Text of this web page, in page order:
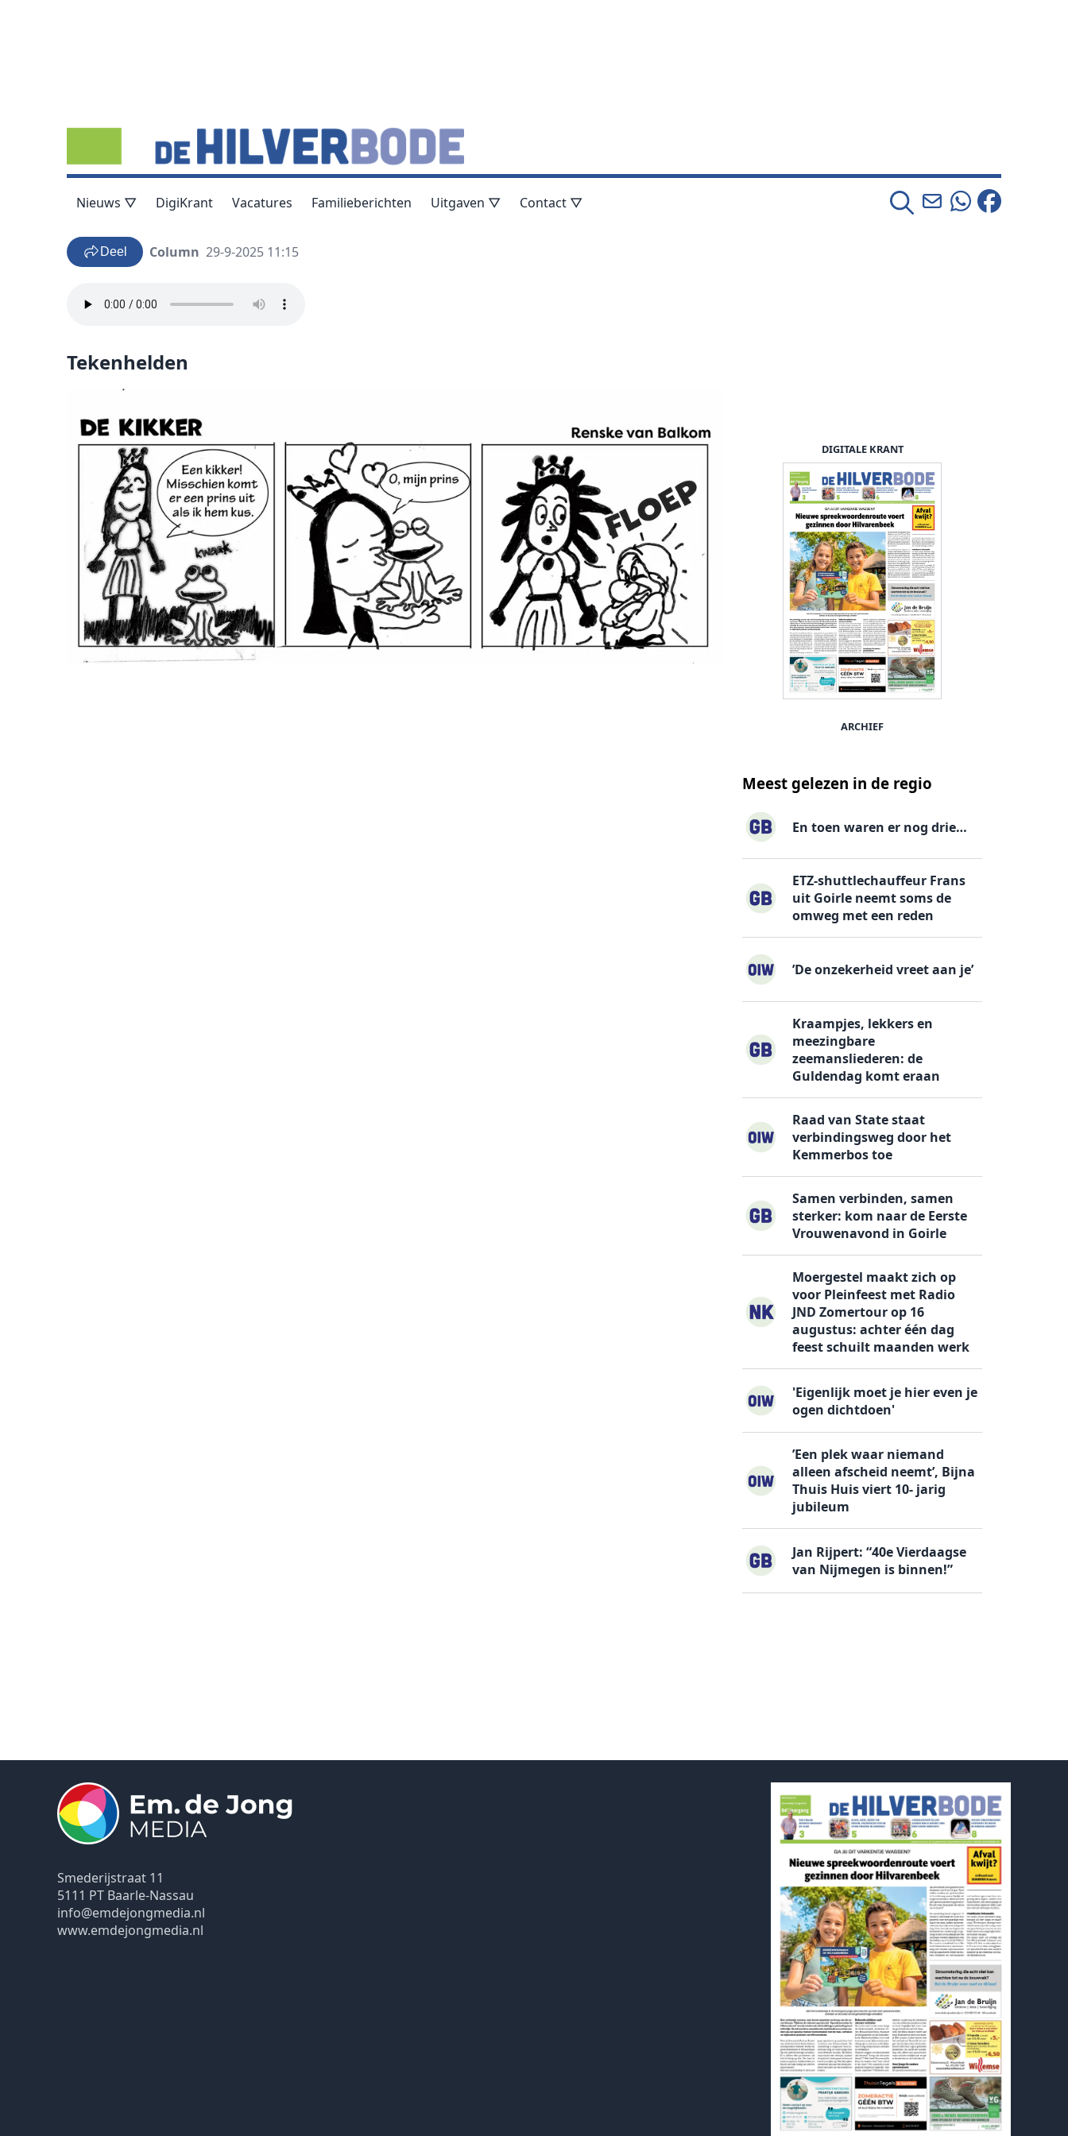
Nieuws ▽ DigiKrant Vacatures Familieberichten Uitgaven ▽ Contact ▽
Deel Column 29-9-2025 11:15
Tekenhelden
DIGITALE KRANT
ARCHIEF
Meest gelezen in de regio
En toen waren er nog drie…
ETZ-shuttlechauffeur Frans
uit Goirle neemt soms de
omweg met een reden
’De onzekerheid vreet aan je’
Kraampjes, lekkers en
meezingbare
zeemansliederen: de
Guldendag komt eraan
Raad van State staat
verbindingsweg door het
Kemmerbos toe
Samen verbinden, samen
sterker: kom naar de Eerste
Vrouwenavond in Goirle
Moergestel maakt zich op
voor Pleinfeest met Radio
JND Zomertour op 16
augustus: achter één dag
feest schuilt maanden werk
'Eigenlijk moet je hier even je
ogen dichtdoen'
’Een plek waar niemand
alleen afscheid neemt’, Bijna
Thuis Huis viert 10- jarig
jubileum
Jan Rijpert: “40e Vierdaagse
van Nijmegen is binnen!”
Smederijstraat 11
5111 PT Baarle-Nassau
info@emdejongmedia.nl
www.emdejongmedia.nl